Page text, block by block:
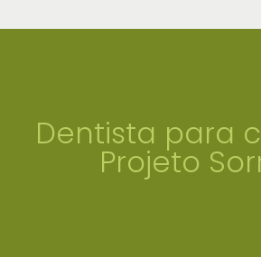
Dentista para
Projeto